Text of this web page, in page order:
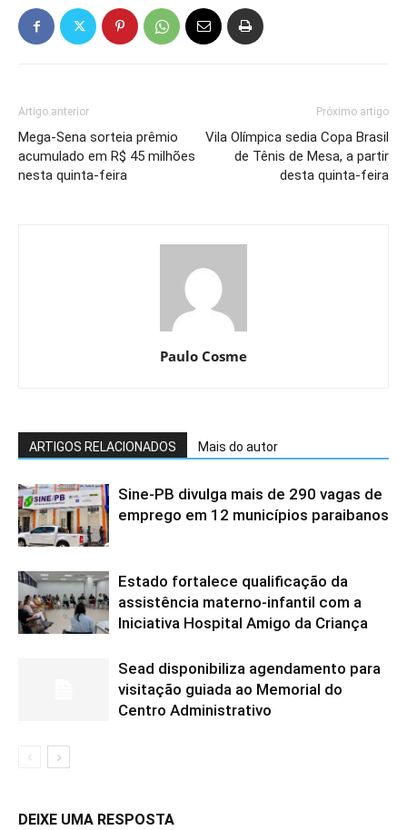
Artigo anterior
Mega-Sena sorteia prêmio
acumulado em R$ 45 milhões
nesta quinta-feira
Próximo artigo
Vila Olímpica sedia Copa Brasil
de Tênis de Mesa, a partir
desta quinta-feira
Paulo Cosme
ARTIGOS RELACIONADOS Mais do autor
Sine-PB divulga mais de 290 vagas de
emprego em 12 municípios paraibanos
Estado fortalece qualificação da
assistência materno-infantil com a
Iniciativa Hospital Amigo da Criança
Sead disponibiliza agendamento para
visitação guiada ao Memorial do
Centro Administrativo
DEIXE UMA RESPOSTA